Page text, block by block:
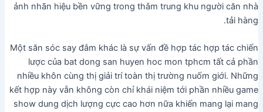
ảnh nhãn hiệu bền vững trong thâm trung khu người căn nhà
tải hàng.
Một săn sóc say đắm khác là sự vấn đề hợp tác hợp tác chiến
lược của bat dong san huyen hoc mon tphcm tất cả phần
nhiều khôn cùng thị giải trí toàn thị trường nuốm giới. Những
kết hợp này vẫn không còn chỉ khái niệm tới phần nhiều game
show dung dịch lượng cực cao hơn nữa khiến mang lại mang